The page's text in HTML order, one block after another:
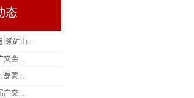
态
领矿山...
交会...
磊蒙...
广交...